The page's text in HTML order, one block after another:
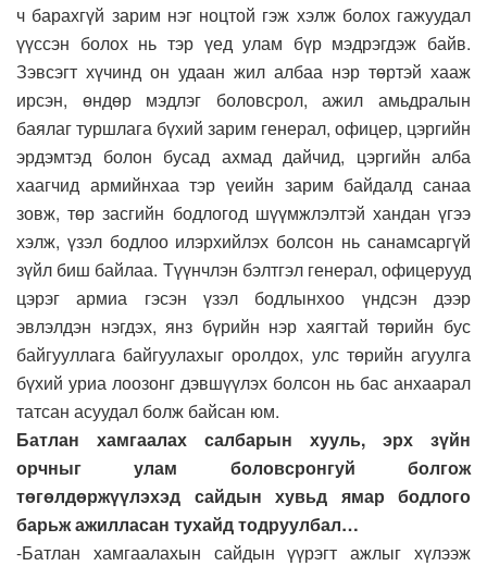
ч барахгүй зарим нэг ноцтой гэж хэлж болох гажуудал
үүссэн болох нь тэр үед улам бүр мэдрэгдэж байв.
Зэвсэгт хүчинд он удаан жил албаа нэр төртэй хааж
ирсэн, өндөр мэдлэг боловсрол, ажил амьдралын
баялаг туршлага бүхий зарим генерал, офицер, цэргийн
эрдэмтэд болон бусад ахмад дайчид, цэргийн алба
хаагчид армийнхаа тэр үеийн зарим байдалд санаа
зовж, төр засгийн бодлогод шүүмжлэлтэй хандан үгээ
хэлж, үзэл бодлоо илэрхийлэх болсон нь санамсаргүй
зүйл биш байлаа. Түүнчлэн бэлтгэл генерал, офицерууд
цэрэг армиа гэсэн үзэл бодлынхоо үндсэн дээр
эвлэлдэн нэгдэх, янз бүрийн нэр хаягтай төрийн бус
байгууллага байгуулахыг оролдох, улс төрийн агуулга
бүхий уриа лоозонг дэвшүүлэх болсон нь бас анхаарал
татсан асуудал болж байсан юм.
Батлан хамгаалах салбарын хууль, эрх зүйн
орчныг улам боловсронгуй болгож
төгөлдөржүүлэхэд сайдын хувьд ямар бодлого
барьж ажилласан тухайд тодруулбал…
-Батлан хамгаалахын сайдын үүрэгт ажлыг хүлээж